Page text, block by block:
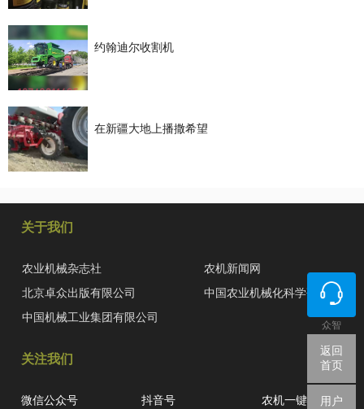
约翰迪尔收割机
在新疆大地上播撒希望
众智
返回
首页
用户
关于我们
农业机械杂志社
农机新闻网
北京卓众出版有限公司
中国农业机械化科学研究院
中国机械工业集团有限公司
关注我们
微信公众号 抖音号 农机一键查